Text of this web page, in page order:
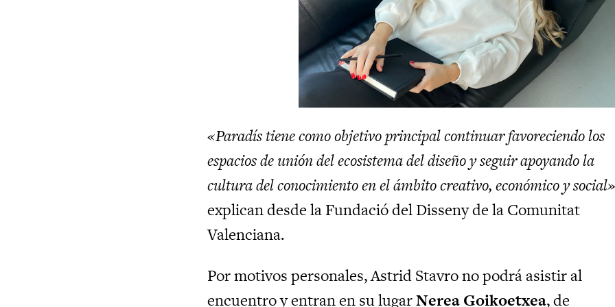
«Paradís tiene como objetivo principal continuar favoreciendo los
espacios de unión del ecosistema del diseño y seguir apoyando la
cultura del conocimiento en el ámbito creativo, económico y
explican desde la Fundació del Disseny de la Comunitat
Valenciana.
Por motivos personales, Astrid Stavro no podrá asistir al
encuentro y entran en su lugarNerea Goikoetxea, de